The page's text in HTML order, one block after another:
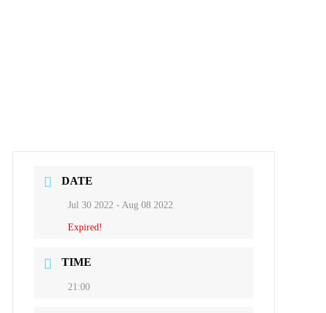
DATE
Jul 30 2022 - Aug 08 2022
Expired!
TIME
21:00